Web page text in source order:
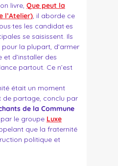
livre, Que peut la
l’Atelier), il aborde ce
les candidat·es
se saisissent. Ils
la plupart, d’armer
d’installer des
partout. Ce n’est
était un moment
de partage, conclu par
de la Commune
le groupe Luxe
que la fraternité
politique et